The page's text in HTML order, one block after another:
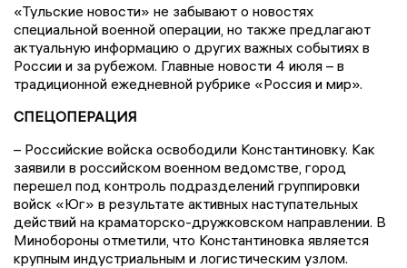
«Тульские новости» не забывают о новостях
специальной военной операции, но также предлагают
актуальную информацию о других важных событиях в
России и за рубежом. Главные новости 4 июля – в
традиционной ежедневной рубрике «Россия и мир».
СПЕЦОПЕРАЦИЯ
– Российские войска освободили Константиновку. Как
заявили в российском военном ведомстве, город
перешел под контроль подразделений группировки
войск «Юг» в результате активных наступательных
действий на краматорско-дружковском направлении. В
Минобороны отметили, что Константиновка является
крупным индустриальным и логистическим узлом.